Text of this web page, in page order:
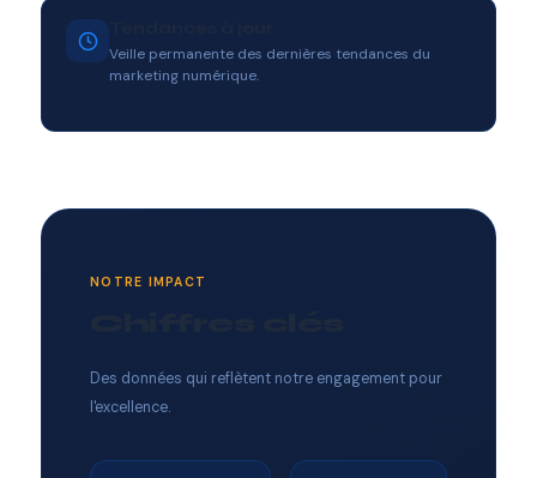
Veille permanente des dernières tendances du
marketing numérique.
NOTRE IMPACT
Des données qui reflètent notre engagement pour
l'excellence.